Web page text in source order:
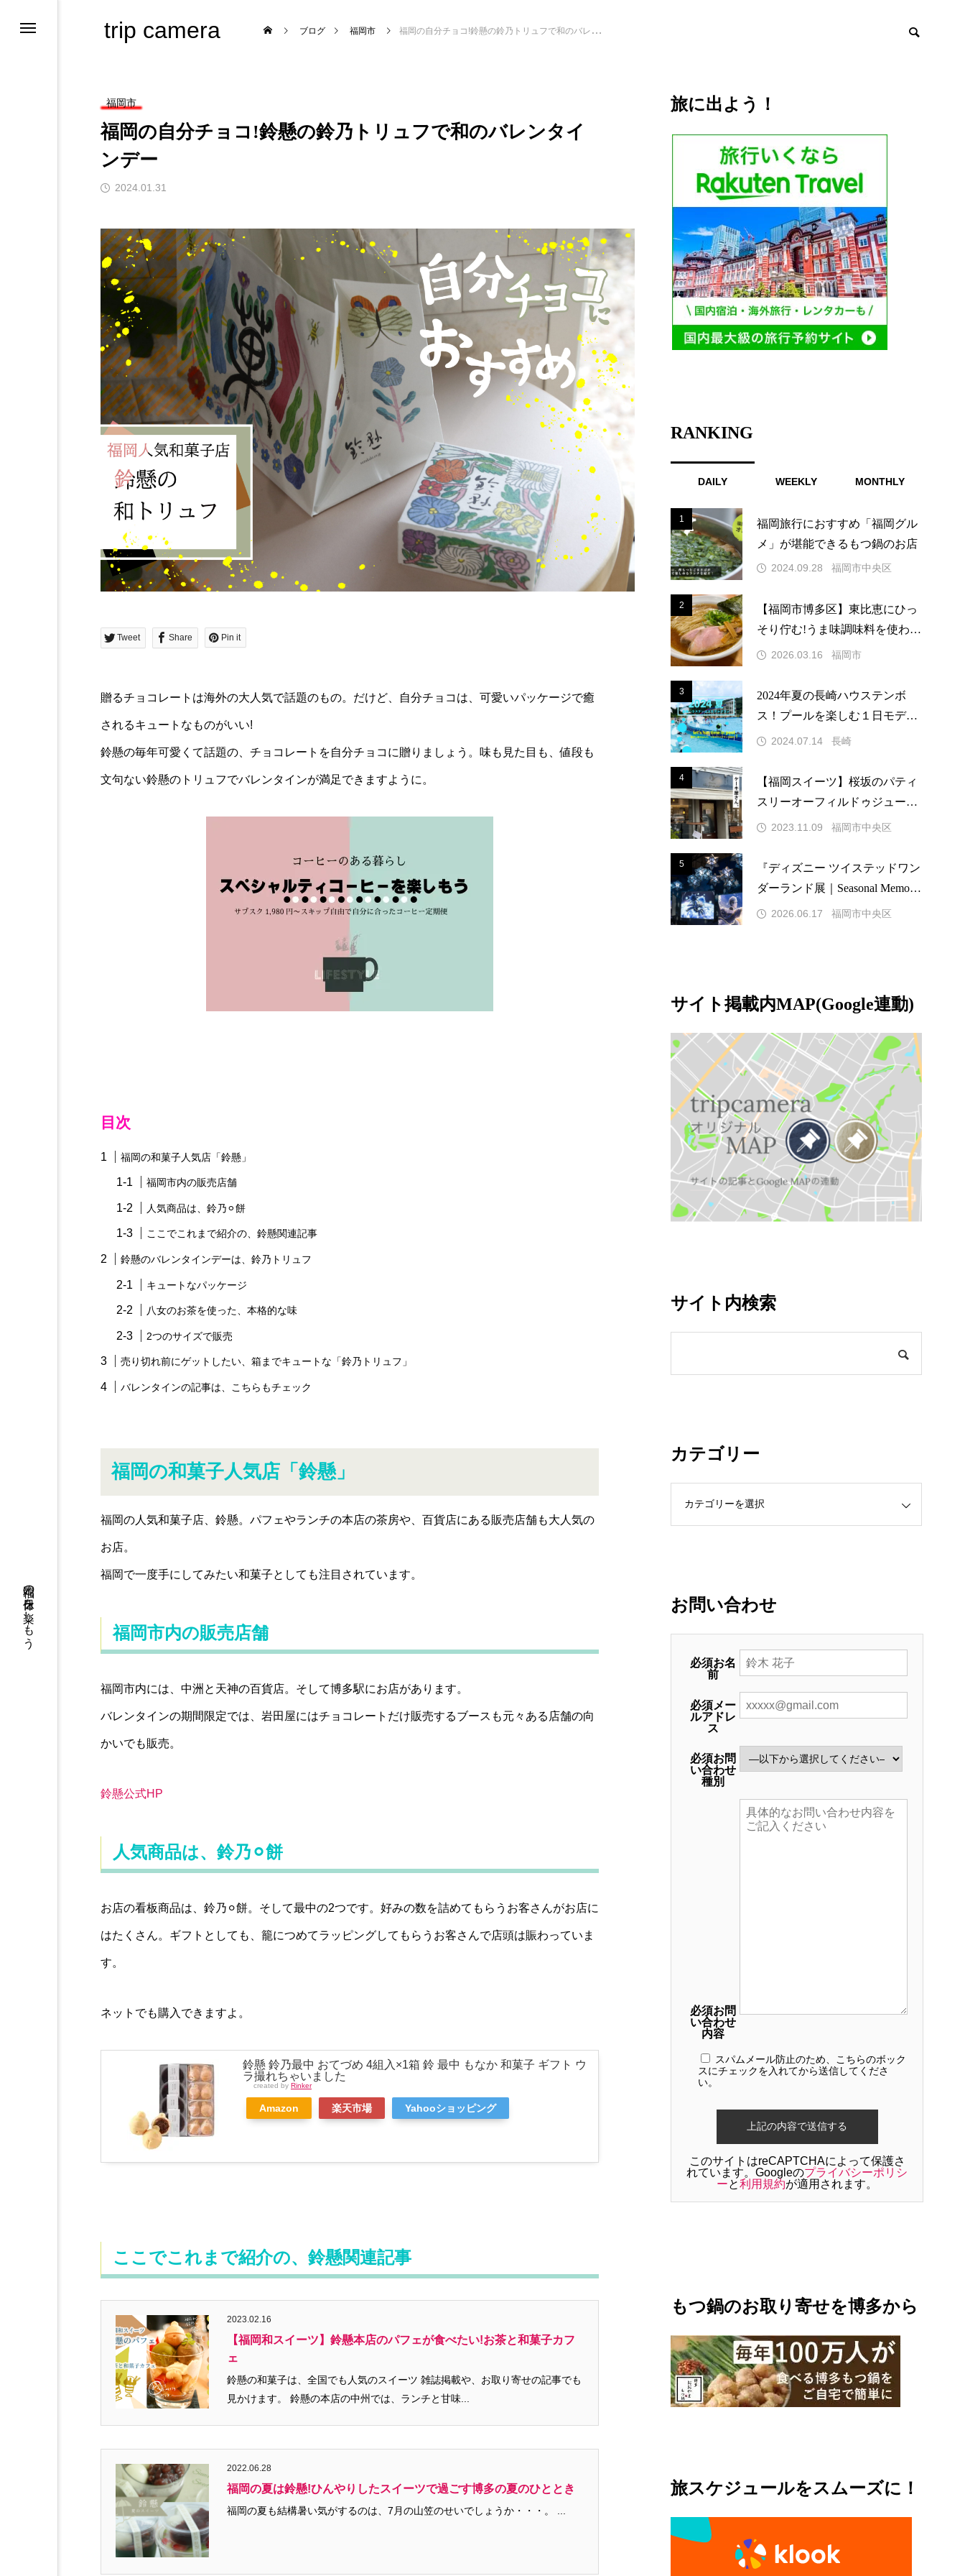
福岡の休日を楽しもう
trip camera ブログ 福岡市 福岡の自分チョコ!鈴懸の鈴乃トリュフで和のバレンタインデー
福岡市
福岡の自分チョコ!鈴懸の鈴乃トリュフで和のバレンタイ
ンデー
2024.01.31
Tweet Share Pin it
贈るチョコレートは海外の大人気で話題のもの。だけど、自分チョコは、可愛いパッケージで癒
されるキュートなものがいい!
鈴懸の毎年可愛くて話題の、チョコレートを自分チョコに贈りましょう。味も見た目も、値段も
文句ない鈴懸のトリュフでバレンタインが満足できますように。
目次
福岡の和菓子人気店「鈴懸」
福岡市内の販売店舗
人気商品は、鈴乃⚪︎餅
ここでこれまで紹介の、鈴懸関連記事
鈴懸のバレンタインデーは、鈴乃トリュフ
キュートなパッケージ
八女のお茶を使った、本格的な味
2つのサイズで販売
売り切れ前にゲットしたい、箱までキュートな「鈴乃トリュフ」
バレンタインの記事は、こちらもチェック
福岡の和菓子人気店「鈴懸」
福岡の人気和菓子店、鈴懸。パフェやランチの本店の茶房や、百貨店にある販売店舗も大人気の
お店。
福岡で一度手にしてみたい和菓子としても注目されています。
福岡市内の販売店舗
福岡市内には、中洲と天神の百貨店。そして博多駅にお店があります。
バレンタインの期間限定では、岩田屋にはチョコレートだけ販売するブースも元々ある店舗の向
かいでも販売。
鈴懸公式HP
人気商品は、鈴乃⚪︎餅
お店の看板商品は、鈴乃⚪︎餅。そして最中の2つです。好みの数を詰めてもらうお客さんがお店に
はたくさん。ギフトとしても、籠につめてラッピングしてもらうお客さんで店頭は賑わっていま
す。
ネットでも購入できますよ。
鈴懸 鈴乃最中 おてづめ 4組入×1箱 鈴 最中 もなか 和菓子 ギフト ウ
ラ撮れちゃいました
created by Rinker
Amazon 楽天市場 Yahooショッピング
ここでこれまで紹介の、鈴懸関連記事
2023.02.16
【福岡和スイーツ】鈴懸本店のパフェが食べたい!お茶と和菓子カフ
ェ
鈴懸の和菓子は、全国でも人気のスイーツ 雑誌掲載や、お取り寄せの記事でも
見かけます。 鈴懸の本店の中州では、ランチと甘味...
2022.06.28
福岡の夏は鈴懸!ひんやりしたスイーツで過ごす博多の夏のひととき
旅に出よう！
RANKING
DAILY WEEKLY MONTHLY
1
福岡旅行におすすめ「福岡グル
メ」が堪能できるもつ鍋のお店
2024.09.28 福岡市中央区
2
【福岡市博多区】東比恵にひっ
そり佇む!うま味調味料を使わな
い醤油スープのラーメン店!
2026.03.16 福岡市
3
2024年夏の長崎ハウステンボ
ス！プールを楽しむ１日モデル
プラン2024.07.14 長崎
4
【福岡スイーツ】桜坂のパティ
スリーオーフィルドゥジュール
の美的ケーキ
2023.11.09 福岡市中央区
5
『ディズニー ツイステッドワン
ダーランド展｜Seasonal Memorie
s』がBOSS E・ZO FUKUOKA
2026.06.17 福岡市中央区
サイト掲載内MAP(Google連動)
サイト内検索
カテゴリー
お問い合わせ
必須お名
前
必須メー
ルアドレ
ス
必須お問
い合わせ
種別
必須お問
い合わせ
内容
スパムメール防止のため、こちらのボック
スにチェックを入れてから送信してくださ
い。
このサイトはreCAPTCHAによって保護さ
れています。Googleのプライバシーポリシ
ーと利用規約が適用されます。
もつ鍋のお取り寄せを博多から
旅スケジュールをスムーズに！